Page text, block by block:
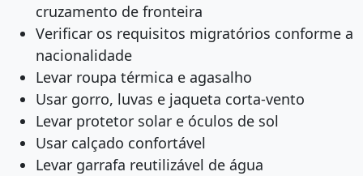
cruzamento de fronteira
Verificar os requisitos migratórios conforme a
nacionalidade
Levar roupa térmica e agasalho
Usar gorro, luvas e jaqueta corta-vento
Levar protetor solar e óculos de sol
Usar calçado confortável
Levar garrafa reutilizável de água